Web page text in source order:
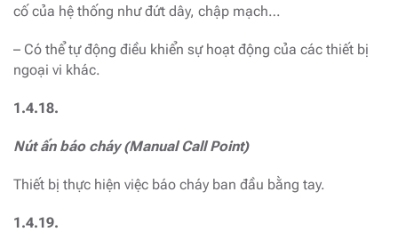
cố của hệ thống như đứt dây, chập mạch…
– Có thể tự động điều khiển sự hoạt động của các thiết bị
ngoại vi khác.
1.4.18.
Nút ấn báo cháy (Manual Call Point)
Thiết bị thực hiện việc báo cháy ban đầu bằng tay.
1.4.19.